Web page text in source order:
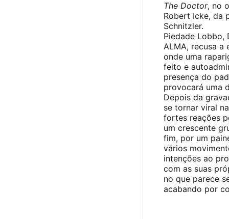
The Doctor, no
Robert Icke, da
Schnitzler.
Piedade Lobbo,
ALMA, recusa
onde uma
feito e
presença do
provocará uma
Depois da
se tornar viral
fortes reações
um crescente
fim, por um
vários
intenções ao
com as suas
no que parece
acabando por